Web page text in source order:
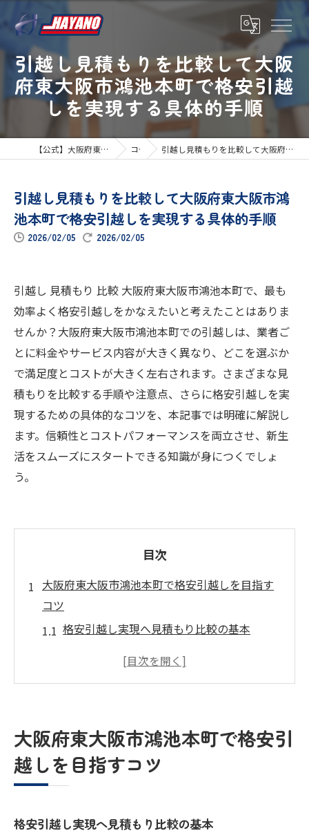
引越し見積もりを比較して大阪
府東大阪市鴻池本町で格安引越
しを実現する具体的手順
【公式】大阪府東大阪市の引越しならハヤノ運送 コラム 引越し見積もりを比較して大阪府東大阪市鴻池本町で格安引越しを実現する具体的手順
引越し見積もりを比較して大阪府東大阪市鴻
池本町で格安引越しを実現する具体的手順
2026/02/05 2026/02/05
引越し 見積もり 比較 大阪府東大阪市鴻池本町で、最も
効率よく格安引越しをかなえたいと考えたことはありま
せんか？大阪府東大阪市鴻池本町での引越しは、業者ご
とに料金やサービス内容が大きく異なり、どこを選ぶか
で満足度とコストが大きく左右されます。さまざまな見
積もりを比較する手順や注意点、さらに格安引越しを実
現するための具体的なコツを、本記事では明確に解説し
ます。信頼性とコストパフォーマンスを両立させ、新生
活をスムーズにスタートできる知識が身につくでしょ
う。
目次
大阪府東大阪市鴻池本町で格安引越しを目指す
コツ
格安引越し実現へ見積もり比較の基本
東大阪市で引越し費用を抑える秘訣
引越し見積もり比較が生む最適プラン発見術
見積もり比較で格安引越しプラン発見
東大阪市の引越し手続きと費用節約法
大阪府東大阪市鴻池本町で格安引
越しを目指すコツ
格安引越し実現へ見積もり比較の基本